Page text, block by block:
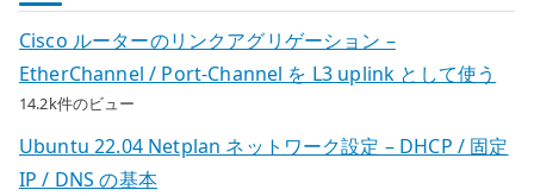
Cisco ルーターのリンクアグリゲーション –
EtherChannel / Port-Channel を L3 uplink として使う
14.2k件のビュー
Ubuntu 22.04 Netplan ネットワーク設定 – DHCP / 固定
IP / DNS の基本